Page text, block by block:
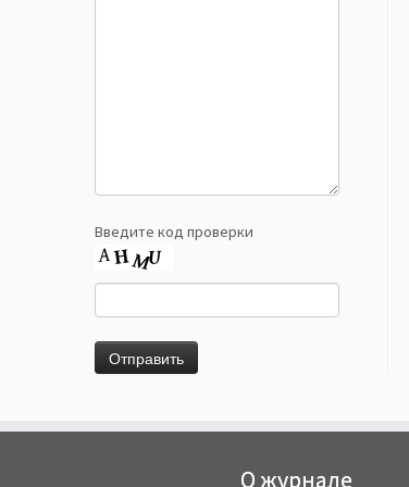
Введите код проверки
О журнале